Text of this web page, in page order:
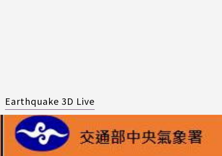
Earthquake 3D Live